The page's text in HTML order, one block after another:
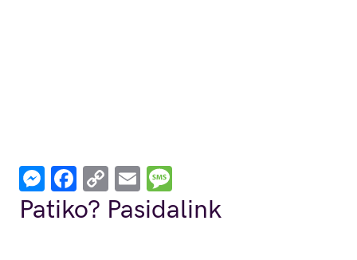
Messenger
Facebook
Copy
Link
Email
Patiko? Pasidalink